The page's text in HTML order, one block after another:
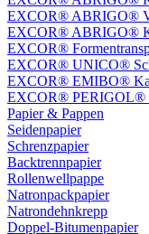
EXCOR® ABRIGO®
EXCOR® ABRIGO®
EXCOR®
EXCOR® UNICO®
EXCOR® EMIBO®
EXCOR® PERIGOL®
Papier & Pappen
Seidenpapier
Schrenzpapier
Backtrennpapier
Rollenwellpappe
Natronpackpapier
Natrondehnkrepp
Doppel-Bitumenpapier